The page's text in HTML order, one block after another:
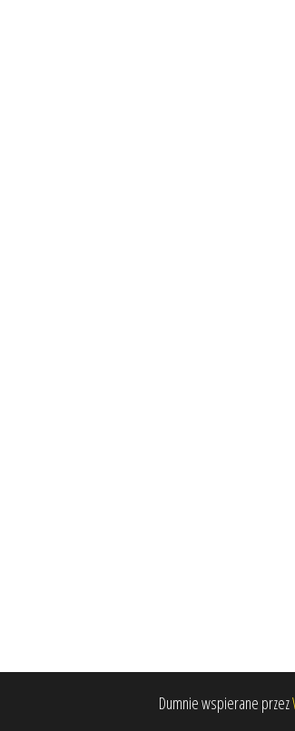
Dumnie wspierane przez